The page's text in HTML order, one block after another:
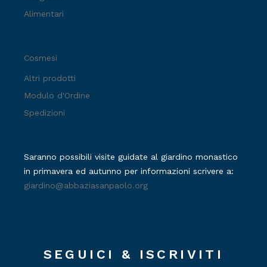
Alimentari
Cosmesi
Altri prodotti
Modulo d'Ordine
Spedizioni
Saranno possibili visite guidate al giardino monastico
in primavera ed autunno per informazioni scrivere a:
giardino@abbaziasanpaolo.org
SEGUICI & ISCRIVITI